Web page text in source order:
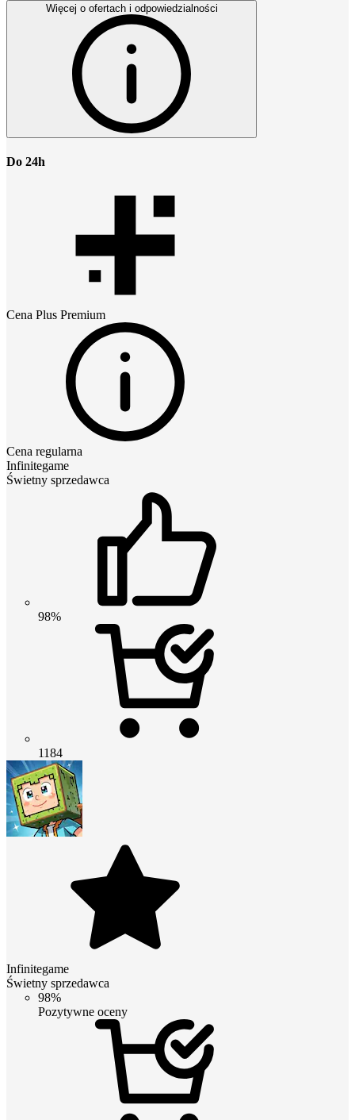
Więcej o ofertach i odpowiedzialności
Do 24h
Cena Plus Premium
Cena regularna
Infinitegame
Świetny sprzedawca
98%
1184
Infinitegame
Świetny sprzedawca
98%
Pozytywne oceny